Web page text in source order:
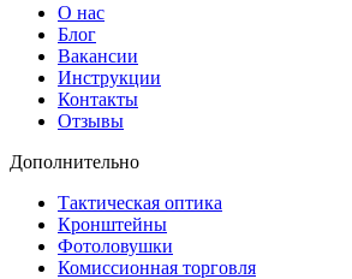
О нас
Блог
Вакансии
Инструкции
Контакты
Отзывы
Дополнительно
Тактическая оптика
Кронштейны
Фотоловушки
Комиссионная торговля